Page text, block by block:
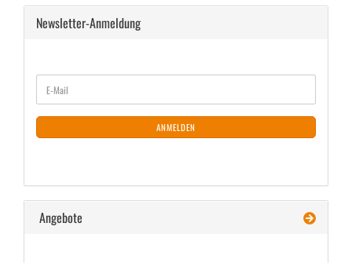
Newsletter-Anmeldung
ZUR
NEWSLETTER-
ANMELDUNG
E-
Mail
ANMELDEN
Angebote